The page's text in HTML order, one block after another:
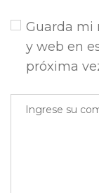
Guarda mi
y web en
próxima